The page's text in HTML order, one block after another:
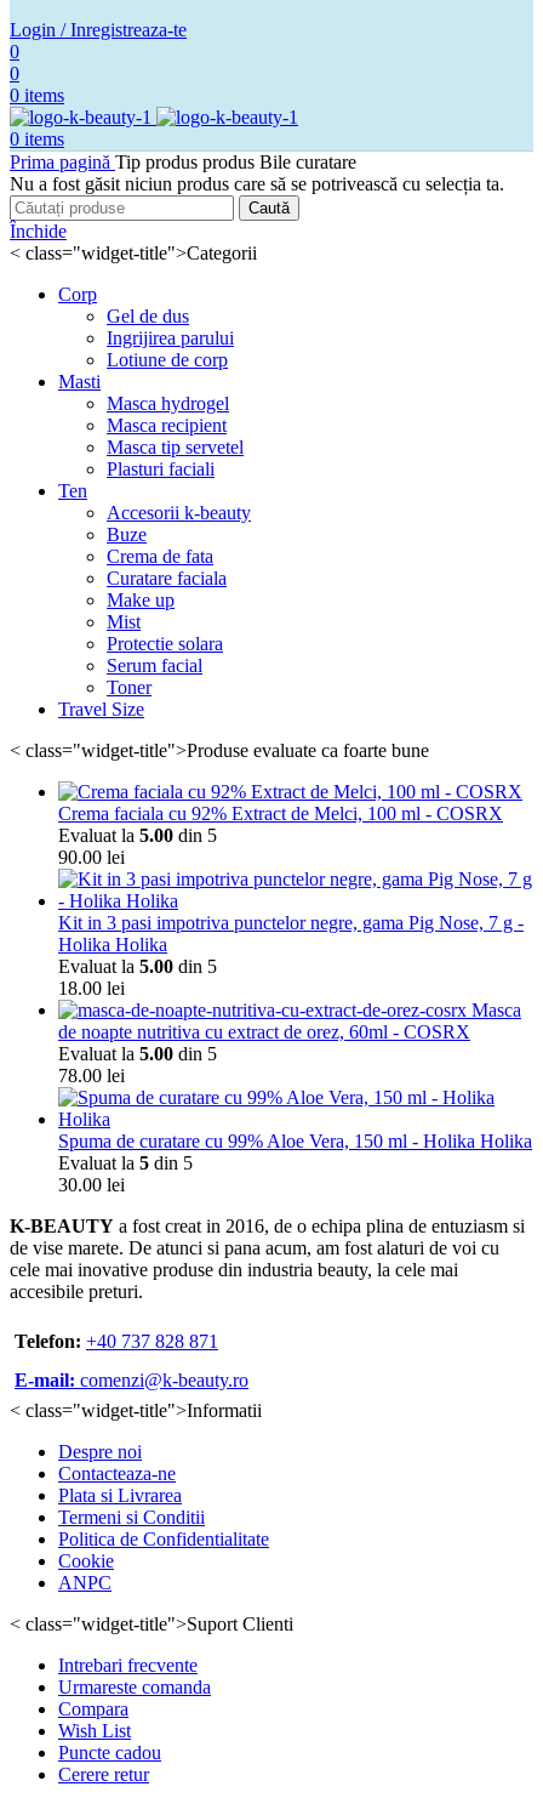
Login / Inregistreaza-te
0
0
0 items
0 items
Prima pagină Tip produs produs Bile curatare
Nu a fost găsit niciun produs care să se potrivească cu selecția ta.
Caută
Închide
< class="widget-title">Categorii
Corp
Gel de dus
Ingrijirea parului
Lotiune de corp
Masti
Masca hydrogel
Masca recipient
Masca tip servetel
Plasturi faciali
Ten
Accesorii k-beauty
Buze
Crema de fata
Curatare faciala
Make up
Mist
Protectie solara
Serum facial
Toner
Travel Size
< class="widget-title">Produse evaluate ca foarte bune
Crema faciala cu 92% Extract de Melci, 100 ml - COSRX
Evaluat la 5.00 din 5
90.00 lei
Kit in 3 pasi impotriva punctelor negre, gama Pig Nose, 7 g -
Holika Holika
Evaluat la 5.00 din 5
18.00 lei
Masca
de noapte nutritiva cu extract de orez, 60ml - COSRX
Evaluat la 5.00 din 5
78.00 lei
Spuma de curatare cu 99% Aloe Vera, 150 ml - Holika Holika
Evaluat la 5 din 5
30.00 lei
K-BEAUTY a fost creat in 2016, de o echipa plina de entuziasm si
de vise marete. De atunci si pana acum, am fost alaturi de voi cu
cele mai inovative produse din industria beauty, la cele mai
accesibile preturi.
Telefon: +40 737 828 871
E-mail: comenzi@k-beauty.ro
< class="widget-title">Informatii
Despre noi
Contacteaza-ne
Plata si Livrarea
Termeni si Conditii
Politica de Confidentialitate
Cookie
ANPC
< class="widget-title">Suport Clienti
Intrebari frecvente
Urmareste comanda
Compara
Wish List
Puncte cadou
Cerere retur